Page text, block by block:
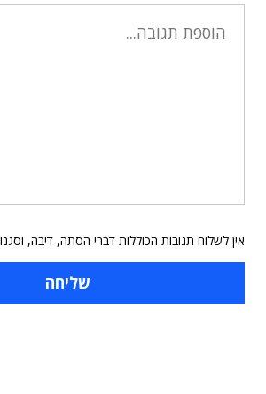
אין לשלוח תגובות הכוללות דברי הסתה, דיבה,